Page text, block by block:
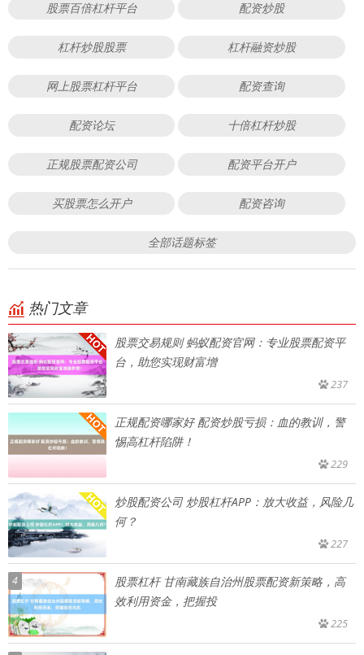
股票百倍杠杆平台 配资炒股
杠杆炒股股票 杠杆融资炒股
网上股票杠杆平台 配资查询
配资论坛 十倍杠杆炒股
正规股票配资公司 配资平台开户
买股票怎么开户 配资咨询
全部话题标签
热门文章
股票交易规则 蚂蚁配资官网：专业股票配资平
台，助您实现财富增
237
正规配资哪家好 配资炒股亏损：血的教训，警
惕高杠杆陷阱！
229
炒股配资公司 炒股杠杆APP：放大收益，风险几
何？
227
4
股票杠杆 甘南藏族自治州股票配资新策略，高
效利用资金，把握投
225